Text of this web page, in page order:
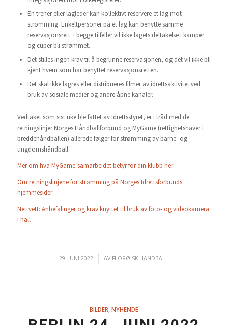
En trener eller lagleder kan kollektivt reservere et lag mot
strømming. Enkeltpersoner på et lag kan benytte samme
reservasjonsrett. I begge tilfeller vil ikke lagets deltakelse i kamper
og cuper bli strømmet.
Det stilles ingen krav til å begrunne reservasjonen, og det vil ikke bli
kjent hvem som har benyttet reservasjonsretten.
Det skal ikke lagres eller distribueres filmer av idrettsaktivitet ved
bruk av sosiale medier og andre åpne kanaler.
Vedtaket som sist uke ble fattet av Idrettsstyret, er i tråd med de
retningslinjer Norges Håndballforbund og MyGame (rettighetshaver i
breddehåndballen) allerede følger for strømming av barne- og
ungdomshåndball.
Mer om hva MyGame-samarbeidet betyr for din klubb her
Om retningslinjene for strømming på Norges Idrettsforbunds
hjemmesider
Nettvett: Anbefalinger og krav knyttet til bruk av foto- og videokamera
i hall
29. JUNI 2022
/ AV FLORØ SK HANDBALL
BILDER NYHENDE